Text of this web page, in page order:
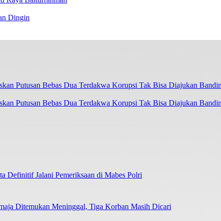
Dingin
Putusan Bebas Dua Terdakwa Korupsi Tak Bisa Diajukan
Definitif Jalani Pemeriksaan di Mabes Polri
Ditemukan Meninggal, Tiga Korban Masih Dicari